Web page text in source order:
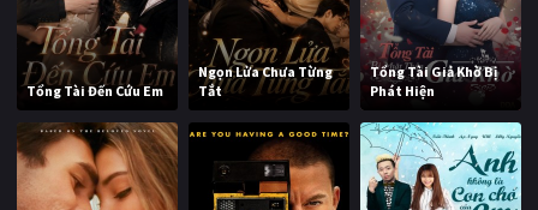
Tổng Tài Đến Cứu Em
Ngọn Lửa Chưa Từng
Tắt
Tổng Tài Giả Khờ Bị
Phát Hiện